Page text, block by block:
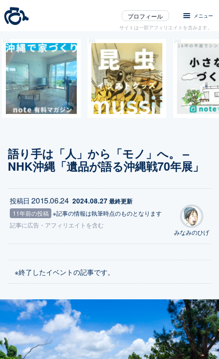
プロフィール
メニュー
サイトは一部アフィリエイトを含みます。
語り手は「人」から「モノ」へ。 –
NHK沖縄「遺品が語る沖縄戦70年展」
投稿日2015.06.24 2024.08.27 最終更新
11年前の投稿 ※記事の情報は執筆時点のものとなります
記事に広告 ・アフィリエイトを含む
みなみのひげ
※終了したイベントの記事です。